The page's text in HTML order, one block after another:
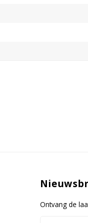
Ontvang de